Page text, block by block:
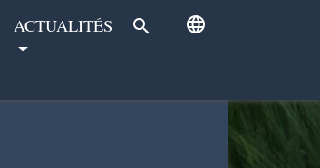
ACTUALITÉS search language